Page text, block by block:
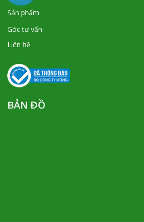
Sản phẩm
Góc tư vấn
Liên hệ
BẢN ĐỒ